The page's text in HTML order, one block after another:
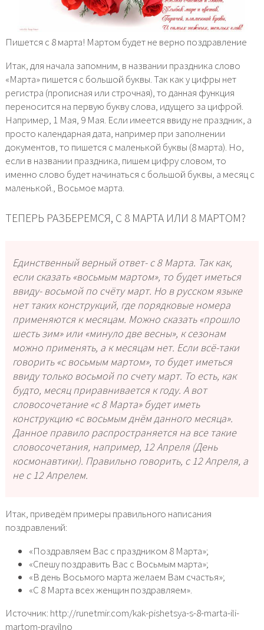
Пишется с 8 марта! Мартом будет не верно поздравление
Итак, для начала запомним, в названии праздника слово
«Марта» пишется с большой буквы. Так как у цифры нет
регистра (прописная или строчная), то данная функция
переносится на первую букву слова, идущего за цифрой.
Например, 1 Мая, 9 Мая. Если имеется ввиду не праздник, а
просто календарная дата, например при заполнении
документов, то пишется с маленькой буквы (8 марта). Но,
если в названии праздника, пишем цифру словом, то
именно слово будет начинаться с большой буквы, а месяц с
маленькой., Восьмое марта.
ТЕПЕРЬ РАЗБЕРЕМСЯ, С 8 МАРТА ИЛИ 8 МАРТОМ?
Единственный верный ответ- с 8 Марта. Так как,
если сказать «восьмым мартом», то будет иметься
ввиду- восьмой по счёту март. Но в русском языке
нет таких конструкций, где порядковые номера
применяются к месяцам. Можно сказать «прошло
шесть зим» или «минуло две весны», к сезонам
можно применять, а к месяцам нет. Если всё-таки
говорить «с восьмым мартом», то будет иметься
ввиду только восьмой по счету март. То есть, как
будто, месяц приравнивается к году. А вот
словосочетание «с 8 Марта» будет иметь
конструкцию «с восьмым днём данного месяца».
Данное правило распространяется на все такие
словосочетания, например, 12 Апреля (День
космонавтики). Правильно говорить, с 12 Апреля, а
не с 12 Апрелем.
Итак, приведём примеры правильного написания
поздравлений:
«Поздравляем Вас с праздником 8 Марта»;
«Спешу поздравить Вас с Восьмым марта»;
«В день Восьмого марта желаем Вам счастья»;
«С 8 Марта всех женщин поздравляем».
Источник: http://runetmir.com/kak-pishetsya-s-8-marta-ili-
martom-pravilno